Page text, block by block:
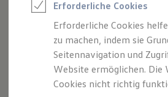
Saisonangebote
Leasing
Leasing-Angebote
Gebrauchtwagen
Junge
Elektroauto Leasing
Kleinwagen-Leasing
Leasing ohne
So geht neu.
Entdecken
Erforderliche Cookies
Erforderliche Cookies
zu machen, indem sie
Seitennavigation und
Website ermöglichen. Die
Cookies nicht richtig